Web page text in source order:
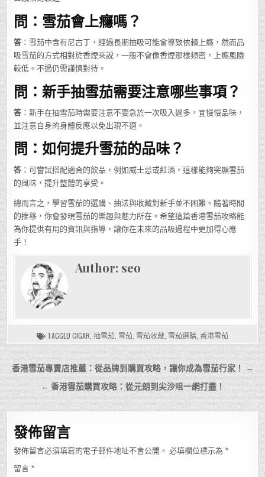
問：雪茄會上癮嗎？
答 ：雪茄中含有尼古丁，經過長期抽吸可能會導致依賴上癮，然而品
吸雪茄的方式相對於香煙來說，一般不會像香煙那樣頻密，上癮風險
較低。不過仍需謹慎對待。
問：新手抽雪茄需要注意哪些事項？
答 ：新手在抽雪茄時需要注意不要急於一次吸入過多，宜慢慢品味，
並注意自身的身體反應以免出現不適。
問：如何提升雪茄的品味？
答 ：可嘗試搭配適合的飲品，例如威士忌或紅酒，這樣能夠突顯雪茄
的風味，提升整體的享受。
總而言之，學習雪茄的選購、抽法與收藏對新手並不困難。隨著時間
的推移，你會發現雪茄的樂趣與魅力所在。希望這篇香港雪茄攻略能
為你提供有用的資訊與指導，讓你在未來的品吸過程中更加得心應
手！
Author: seo
TAGGED CIGAR 抽雪茄 雪茄 雪茄收藏 雪茄選購 香港雪茄
文
章
導
覽
香港雪茄專賣店推薦：從品牌到購買攻略，讓你成為雪茄行家！ →
← 香港雪茄購買攻略：從元朗到尖沙咀一網打盡！
發佈留言
發佈留言必須填寫的電子郵件地址不會公開。 必填欄位標示為 *
留言 *